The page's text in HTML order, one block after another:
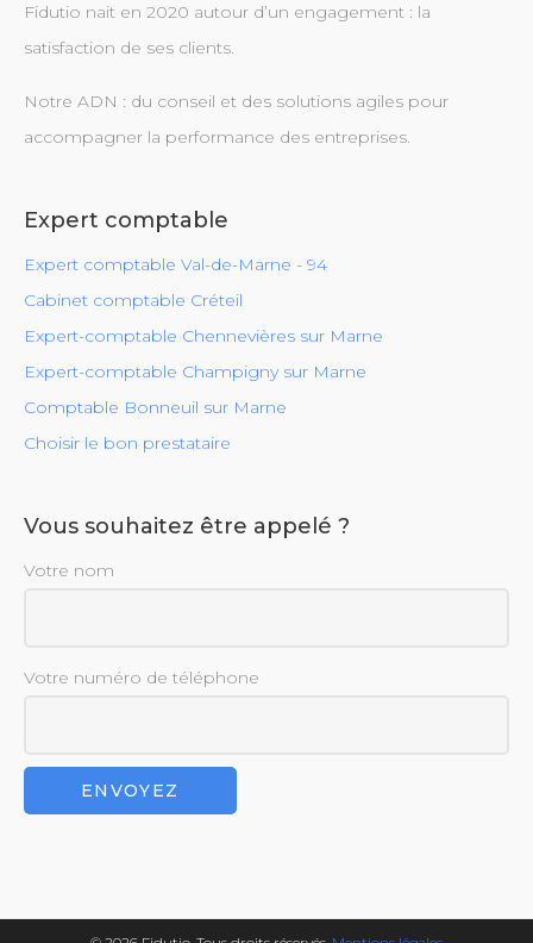
Fidutio nait en 2020 autour d’un engagement : la
satisfaction de ses clients.
Notre ADN : du conseil et des solutions agiles pour
accompagner la performance des entreprises.
Expert comptable
Expert comptable Val-de-Marne - 94
Cabinet comptable Créteil
Expert-comptable Chennevières sur Marne
Expert-comptable Champigny sur Marne
Comptable Bonneuil sur Marne
Choisir le bon prestataire
Vous souhaitez être appelé ?
Votre nom
Votre numéro de téléphone